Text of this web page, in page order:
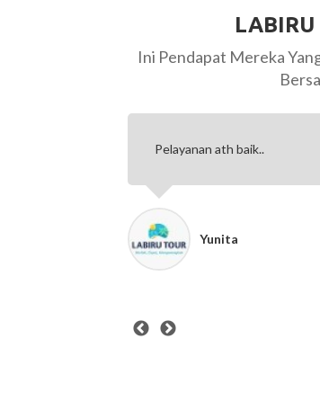
Ini Pendapat Mereka
Pelayanan ath baik..
Yunita